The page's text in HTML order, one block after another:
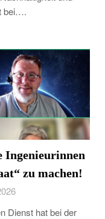
bei….
Ingenieurinnen
zu machen!
Dienst hat bei der